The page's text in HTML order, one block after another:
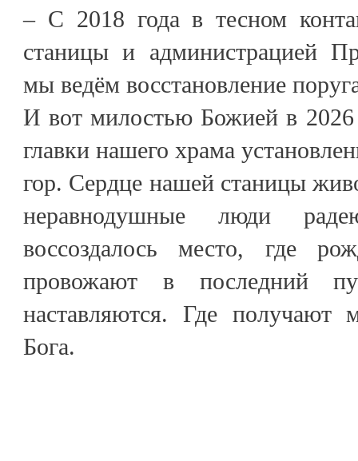
– С 2018 года в тесном
станицы и администрацией
мы ведём восстановление
И вот милостью Божией в 2026
главки нашего храма
гор. Сердце нашей станицы
неравнодушные люди
воссоздалось место, где
провожают в последний
наставляются. Где
Бога.